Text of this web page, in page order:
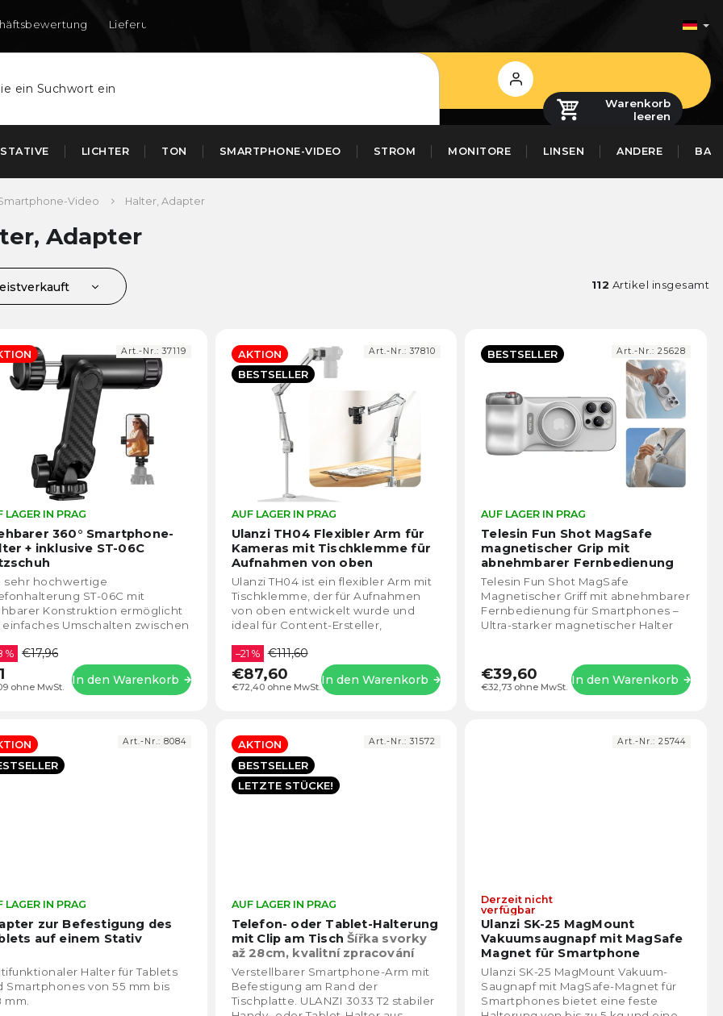
Lieferung nach DE und AT
Login
Warenkorb
leeren
STATIVE LICHTER TON SMARTPHONE-VIDEO STROM MONITORE LINSEN ANDERE
Video Halter, Adapter
Adapter
112 Artikel insgesamt
360° Smartphone-
+ inklusive ST-06C
durchschnittliche
Produktbewertung
Sternen.
LAGER IN PRAG
ohne MwSt.
% €17,96
In den Warenkorb
sehr hochwertige
ST-06C mit
Konstruktion ermöglicht
einfaches Umschalten zwischen
verfügt über zwei...
Art.-Nr.:37119
AKTION
BESTSELLER
Ulanzi TH04 Flexibler Arm für
Kameras mit Tischklemme für
Aufnahmen von oben
durchschnittliche
Produktbewertung
Sternen.
AUF LAGER IN PRAG
€72,40 ohne MwSt.
–21 % €111,60
€87,60 In den Warenkorb
Ulanzi TH04 ist ein flexibler Arm mit
Tischklemme, der für Aufnahmen
von oben entwickelt wurde und
ideal für Content-Ersteller,
geeignet ist. Die...
Art.-Nr.:37810 BESTSELLER
Telesin Fun Shot MagSafe
magnetischer Grip mit
abnehmbarer Fernbedienung
für Smartphone (weiß)
von
AUF LAGER IN PRAG
€32,73 ohne MwSt.
€39,60 In den Warenkorb
Telesin Fun Shot MagSafe
Magnetischer Griff mit abnehmbarer
Fernbedienung für Smartphones –
Ultra-starker magnetischer Halter
Art.-Nr.: 25628
zur Befestigung des
auf einem Stativ
durchschnittliche
Produktbewertung
Sternen.
LAGER IN PRAG
Halter für Tablets
Smartphones von 55 mm bis
mm.
Art.-Nr.: 8084
AKTION
BESTSELLER
LETZTE STÜCKE!
Telefon- oder Tablet-Halterung
mit Clip am TischŠířka svorky
až 28cm, kvalitní zpracování
durchschnittliche
Produktbewertung
Sternen.
AUF LAGER IN PRAG
Verstellbarer Smartphone-Arm mit
Befestigung am Rand der
Tischplatte. ULANZI 3033 T2 stabiler
Art.-Nr.:31572
Ulanzi SK-25 MagMount
Vakuumsaugnapf mit MagSafe
Magnet für Smartphone
Derzeit nicht
verfügbar
Ulanzi SK-25 MagMount Vakuum-
Saugnapf mit MagSafe-Magnet für
Smartphones bietet eine feste
Art.-Nr.: 25744